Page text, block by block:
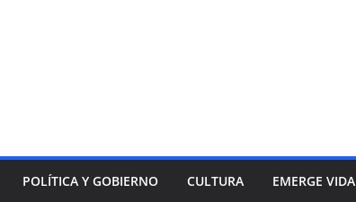
POLÍTICA Y GOBIERNO CULTURA EMERGE VIDA